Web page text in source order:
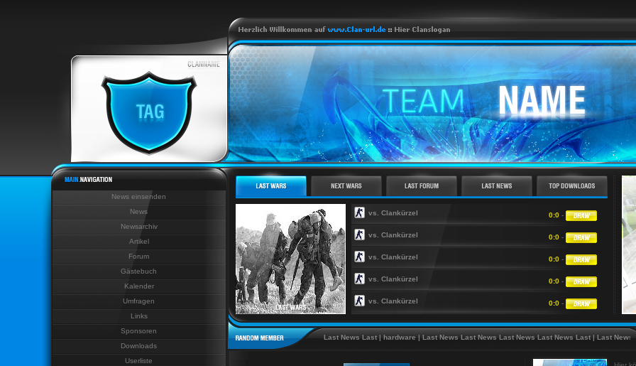
News einsenden
News
Newsarchiv
Artikel
Forum
Gästebuch
Kalender
Umfragen
Links
Sponsoren
Downloads
Userliste
vs. Clankürzel 0:0 -
vs. Clankürzel 0:0 -
vs. Clankürzel 0:0 -
vs. Clankürzel 0:0 -
vs. Clankürzel 0:0 -
Last News Last News Last News Last News Last|hardware|Last News Last News Last News Last News Last|Last News Last